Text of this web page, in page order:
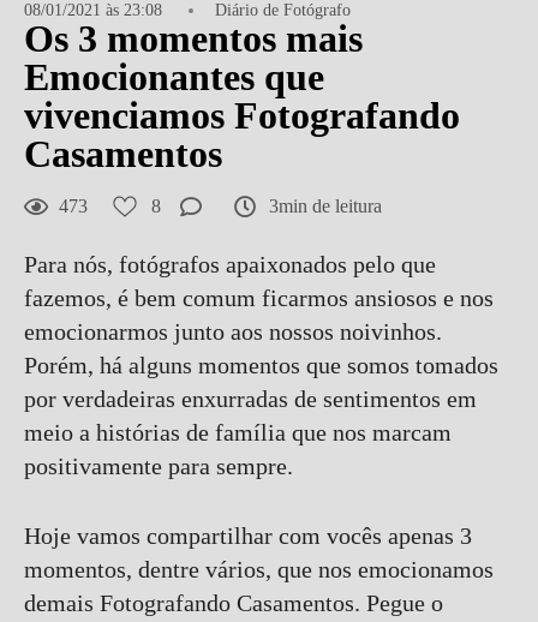
08/01/2021 às 23:08 Diário de Fotógrafo
Os 3 momentos mais
Emocionantes que
vivenciamos Fotografando
Casamentos
473 8 3min de leitura
Para nós, fotógrafos apaixonados pelo que
fazemos, é bem comum ficarmos ansiosos e nos
emocionarmos junto aos nossos noivinhos.
Porém, há alguns momentos que somos tomados
por verdadeiras enxurradas de sentimentos em
meio a histórias de família que nos marcam
positivamente para sempre.
Hoje vamos compartilhar com vocês apenas 3
momentos, dentre vários, que nos emocionamos
demais Fotografando Casamentos. Pegue o